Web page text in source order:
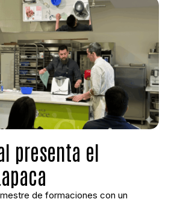
presenta el
de formaciones con un